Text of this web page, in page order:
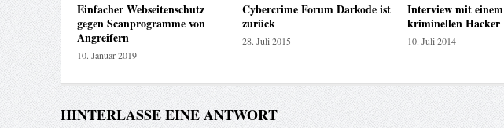
Einfacher Webseitenschutz
gegen Scanprogramme von
Angreifern
10. Januar 2019
Cybercrime Forum Darkode ist
zurück
28. Juli 2015
Interview mit einem
kriminellen Hacker
10. Juli 2014
HINTERLASSE EINE ANTWORT